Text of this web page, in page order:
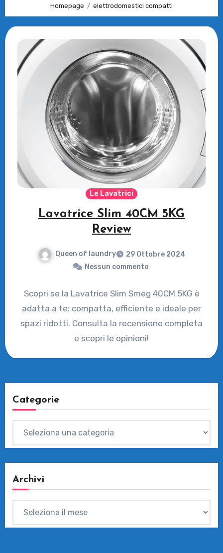
Homepage elettrodomestici compatti
Le Lavatrici
Lavatrice Slim 40CM 5KG
Review
Queen of laundry
29 Ottobre 2024
Nessun commento
Scopri se la Lavatrice Slim Smeg 40CM 5KG è
adatta a te: compatta, efficiente e ideale per
spazi ridotti. Consulta la recensione completa
e scopri le opinioni!
Categorie
Archivi